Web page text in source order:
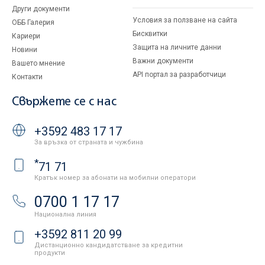
Други документи
ОББ Галерия
Кариери
Новини
Вашето мнение
Контакти
Условия за ползване на сайта
Бисквитки
Защита на личните данни
Важни документи
API портал за разработчици
Свържете се с нас
+3592 483 17 17
За връзка от страната и чужбина
*71 71
Кратък номер за абонати на мобилни оператори
0700 1 17 17
Национална линия
+3592 811 20 99
Дистанционно кандидатстване за кредитни
продукти